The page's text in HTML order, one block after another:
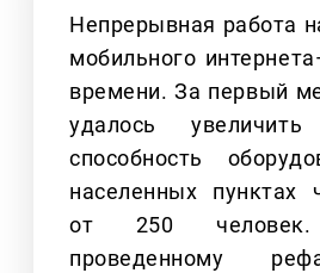
Непрерывная работа
мобильного
времени. За первый
удалось увеличить
способность
населенных пунктах
от 250 человек.
проведенному